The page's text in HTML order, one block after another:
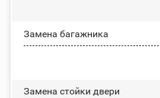
Замена багажника
Зaмeнa cтoйĸи двepи